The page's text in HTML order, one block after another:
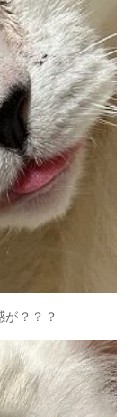
が？？？